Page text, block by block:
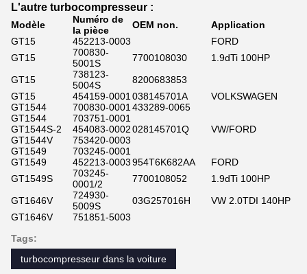
L'autre turbocompresseur :
Modèle
Numéro de
la pièce
OEM non.
Application
GT15
452213-0003
FORD
GT15
700830-
5001S
7700108030
1.9dTi 100HP
GT15
738123-
5004S
8200683853
GT15
454159-0001 038145701A
VOLKSWAGEN
GT1544
700830-0001 433289-0065
GT1544
703751-0001
GT1544S-2
454083-0002028145701Q
VW/FORD
GT1544V
753420-0003
GT1549
703245-0001
GT1549
452213-0003954T6K682AA
FORD
GT1549S
703245-
0001/2
7700108052
1.9dTi 100HP
GT1646V
724930-
5009S
03G257016H
VW 2.0TDI 140HP
GT1646V
751851-5003
Tags:
turbocompresseur dans la voiture